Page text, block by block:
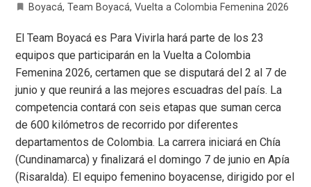
Boyacá,Team Boyacá,Vuelta a Colombia Femenina 2026
El Team Boyacá es Para Vivirla hará parte de los 23
equipos que participarán en la Vuelta a Colombia
Femenina 2026, certamen que se disputará del 2 al 7 de
junio y que reunirá a las mejores escuadras del país. La
competencia contará con seis etapas que suman cerca
de 600 kilómetros de recorrido por diferentes
departamentos de Colombia. La carrera iniciará en Chía
(Cundinamarca) y finalizará el domingo 7 de junio en Apía
(Risaralda). El equipo femenino boyacense, dirigido por el